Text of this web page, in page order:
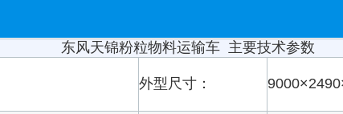
东风天锦粉粒物料运输车 主要技术参数
外型尺寸：